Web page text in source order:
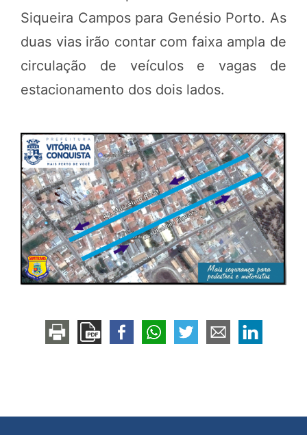
Siqueira Campos para Genésio Porto. As
duas vias irão contar com faixa ampla de
circulação de veículos e vagas de
estacionamento dos dois lados.